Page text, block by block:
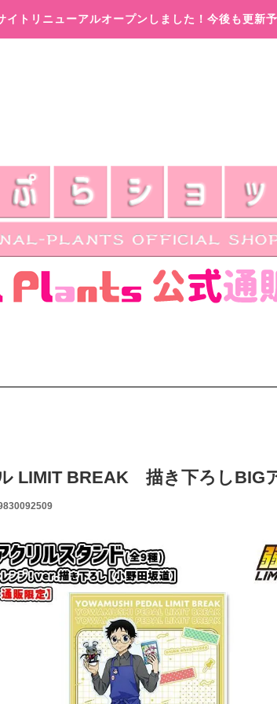
イトリニューアルオープンしました！今後も更新予
LIMIT BREAK 描き下ろしBIG